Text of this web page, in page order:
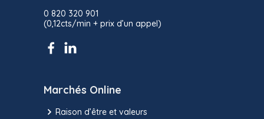
0 820 320 901
(0,12cts/min + prix d’un appel)
Marchés Online
Raison d’être et valeurs